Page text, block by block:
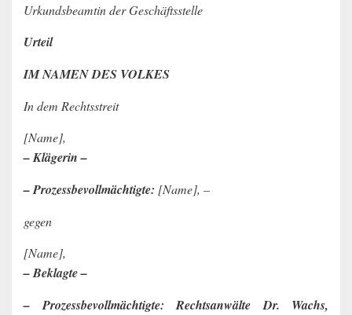
Urkundsbeamtin der Geschäftsstelle
Urteil
IM NAMEN DES VOLKES
In dem Rechtsstreit
[Name],
– Klägerin –
– Prozessbevollmächtigte: [Name], –
gegen
[Name],
– Beklagte –
– Prozessbevollmächtigte: Rechtsanwälte Dr. Wachs,